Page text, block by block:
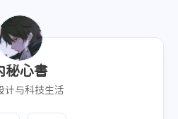
秘心書
计与科技生活